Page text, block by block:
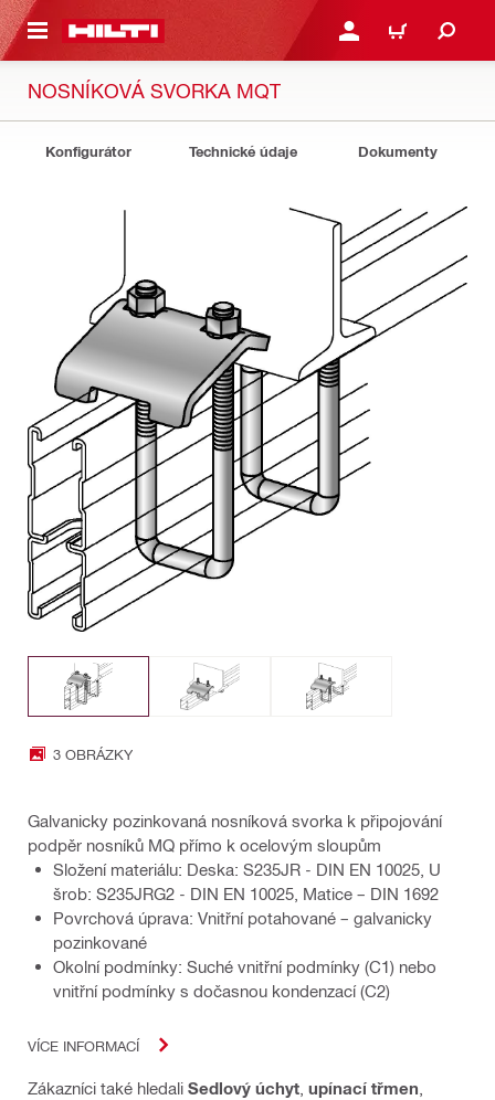
HLAVNÍ OBSAH PŘIHLÁSIT NEBO
KOŠÍK
NOSNÍKOVÁ SVORKA MQT
Konfigurátor Technické údaje Dokumenty
3 OBRÁZKY
Galvanicky pozinkovaná nosníková svorka k připojování
podpěr nosníků MQ přímo k ocelovým sloupům
Složení materiálu: Deska: S235JR - DIN EN 10025, U
šrob: S235JRG2 - DIN EN 10025, Matice – DIN 1692
Povrchová úprava: Vnitřní potahované – galvanicky
pozinkované
Okolní podmínky: Suché vnitřní podmínky (C1) nebo
vnitřní podmínky s dočasnou kondenzací (C2)
VÍCE INFORMACÍ
Zákazníci také hledali Sedlový úchyt upínací třmen